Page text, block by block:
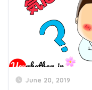
June 20, 2019